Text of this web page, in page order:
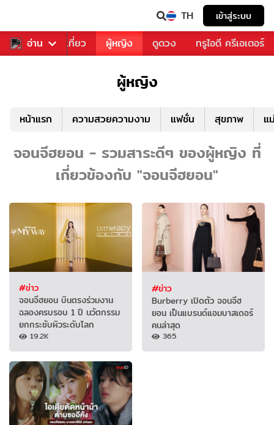
TH เข้าสู่ระบบ
อ่าน
อาหาร ท่องเที่ยว ผู้หญิง ดูดวง ทรูไอดี ครีเอเตอร์
ผู้หญิง
หน้าแรก ความสวยความงาม แฟชั่น สุขภาพ แ
จอนจีฮยอน - รวมสาระดีๆ ของผู้หญิง ที่
เกี่ยวข้องกับ "จอนจีฮยอน"
#ข่าว
จอนจีฮยอน บินตรงร่วมงาน
ฉลองครบรอบ 1 ปี นวัตกรรม
ยกกระชับผิวระดับโลก
19.2K
#ข่าว
Burberry เปิดตัว จอนจีฮ
ยอน เป็นแบรนด์แอมบาสเดอร์
คนล่าสุด
365